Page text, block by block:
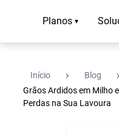
Planos ▾
Início navigate_next Blog navigate_next
Grãos Ardidos em Milho
Perdas na Sua Lavoura